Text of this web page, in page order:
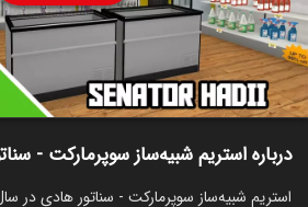
استریم
توضیحات قسمت‌ها
درباره استریم شبیه‌ساز سوپرمارکت -